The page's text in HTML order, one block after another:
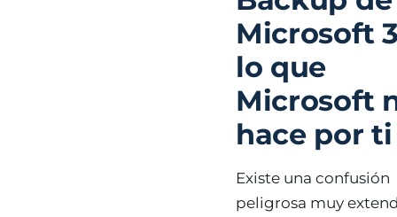
Microsoft
lo que
Microsoft
hace por ti
Existe una confusión
peligrosa muy